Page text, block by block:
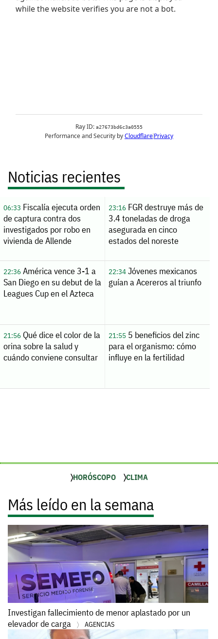
Noticias recientes
06:33 Fiscalía ejecuta orden
de captura contra dos
investigados por robo en
vivienda de Allende
23:16FGR destruye más de
3.4 toneladas de droga
asegurada en cinco
estados del noreste
22:36América vence 3-1 a
San Diego en su debut de la
Leagues Cup en el Azteca
22:34Jóvenes mexicanos
guían a Acereros al triunfo
21:56Qué dice el color de la
orina sobre la salud y
cuándo conviene consultar
21:555 beneficios del zinc
para el organismo: cómo
influye en la fertilidad
HORÓSCOPO CLIMA
Más leído en la semana
Investigan fallecimiento de menor aplastado por un
elevador de carga
AGENCIAS